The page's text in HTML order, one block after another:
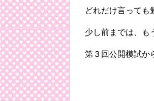
どれだけ言っても
少し前までは、も
第３回公開模試か